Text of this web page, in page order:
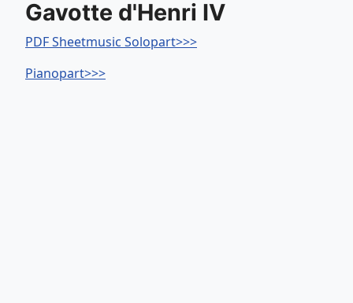
Gavotte d'Henri IV
PDF Sheetmusic Solopart>>>
Pianopart>>>